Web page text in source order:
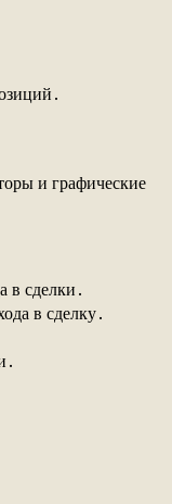
и графические
в сделки․
в сделку․